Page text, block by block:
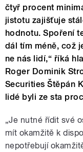
čtyř procent
jistotu zajišťuje
hodnotu. Spoření
dál tím méně, což
ne nás lidí,“ říká
Roger Dominik
Securities Štěpán
lidé byli ze sta
„Je nutné řídit své
mít okamžitě k
nepotřebují